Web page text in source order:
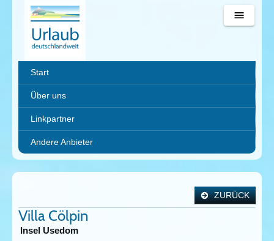
deutschlandweit
Start
Über uns
Linkpartner
Andere Anbieter
ZURÜCK
Villa Cölpin
Insel Usedom